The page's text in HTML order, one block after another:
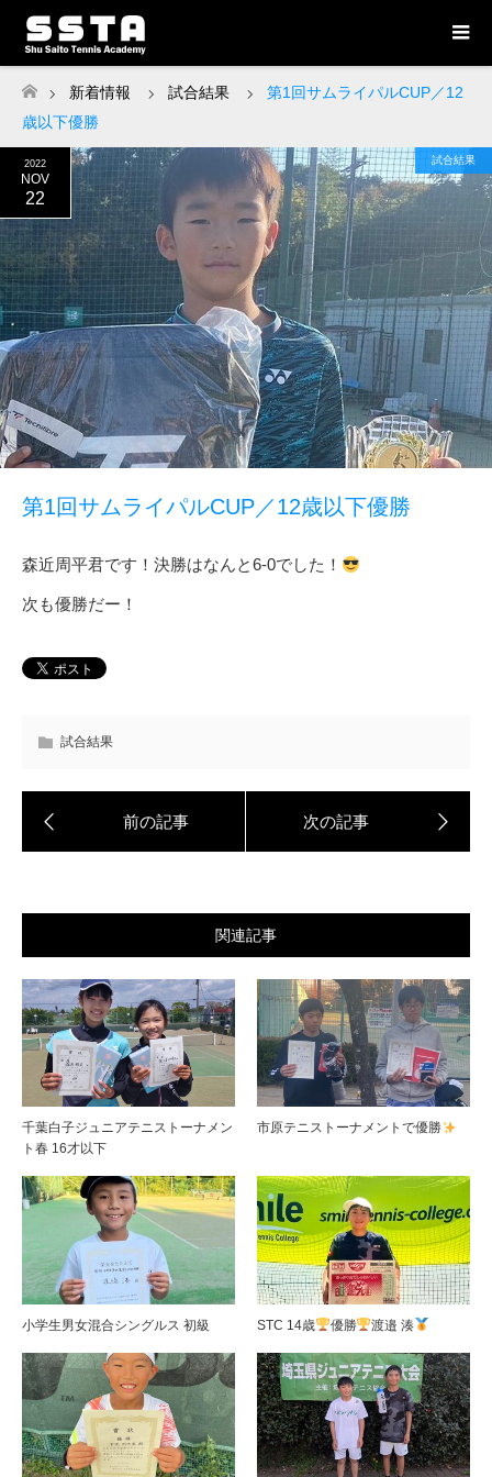
ホーム
新着情報 試合結果
第1回サムライパルCUP／12
歳以下優勝
2022
NOV
22
試合結果
第1回サムライパルCUP／12歳以下優勝
森近周平君です！決勝はなんと6-0でした！
次も優勝だー！
試合結果
関連記事
千葉白子ジュニアテニストーナメン
ト春 16才以下
市原テニストーナメントで優勝
小学生男女混合シングルス 初級 STC 14歳 優勝 渡邉 湊